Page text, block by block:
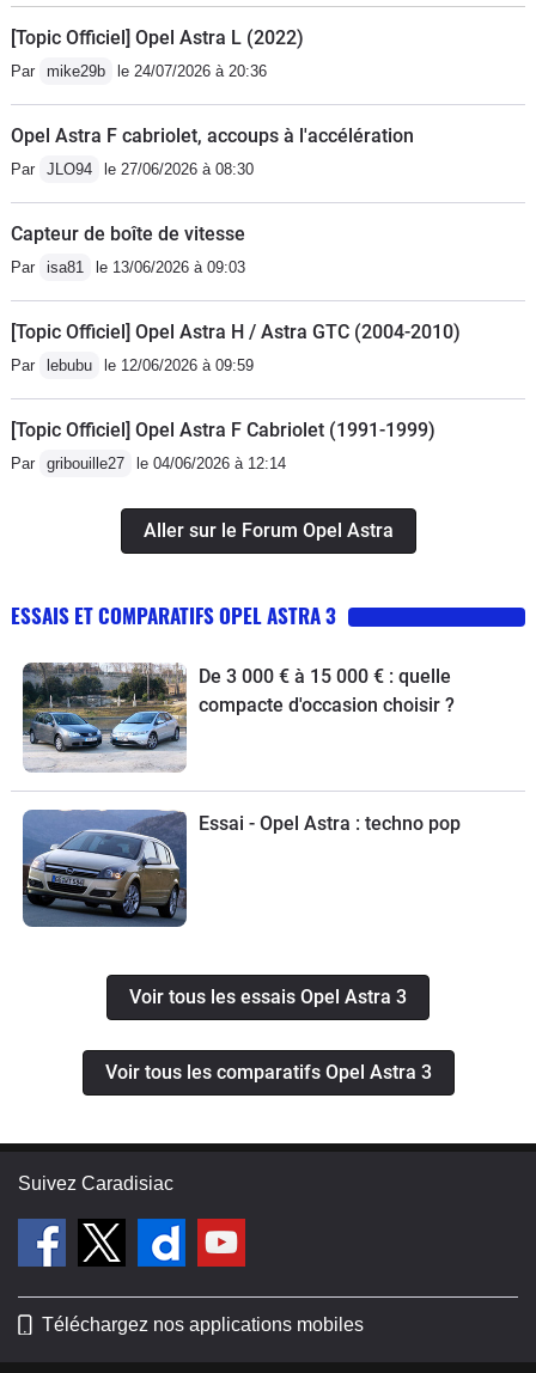
[Topic Officiel] Opel Astra L (2022)
Par mike29b le 24/07/2026 à 20:36
Opel Astra F cabriolet, accoups à l'accélération
Par JLO94 le 27/06/2026 à 08:30
Capteur de boîte de vitesse
Par isa81 le 13/06/2026 à 09:03
[Topic Officiel] Opel Astra H / Astra GTC (2004-2010)
Par lebubu le 12/06/2026 à 09:59
[Topic Officiel] Opel Astra F Cabriolet (1991-1999)
Par gribouille27 le 04/06/2026 à 12:14
Aller sur le Forum Opel Astra
ESSAIS ET COMPARATIFS OPEL ASTRA 3
De 3 000 € à 15 000 € : quelle
compacte d'occasion choisir ?
Essai - Opel Astra : techno pop
Voir tous les essais Opel Astra 3
Voir tous les comparatifs Opel Astra 3
Suivez Caradisiac
Téléchargez nos applications mobiles